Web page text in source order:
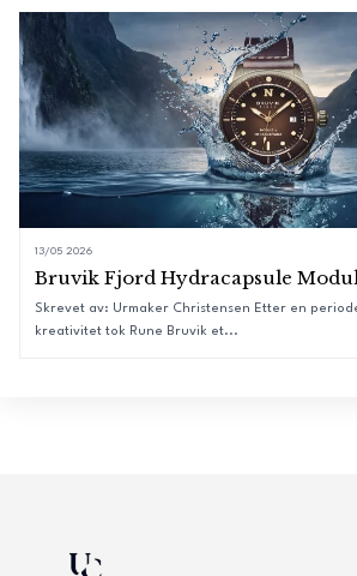
13/05 2026
Bruvik Fjord Hydracapsule
Skrevet av: Urmaker Christensen Etter en
kreativitet tok Rune Bruvik et...